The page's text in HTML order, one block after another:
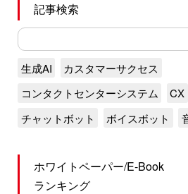
記事検索
生成AI
カスタマーサクセス
コンタクトセンターシステム
CX
チャットボット
ボイスボット
ホワイトペーパー/E-Book
ランキング